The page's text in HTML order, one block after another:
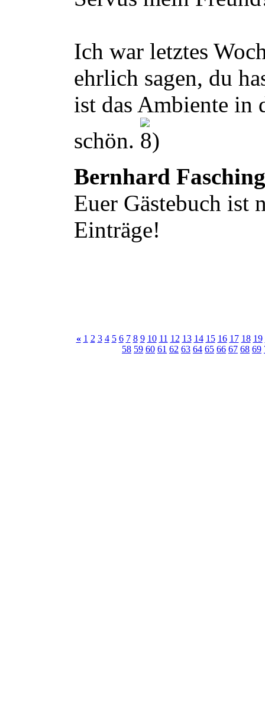
Ich war letztes
ehrlich sagen, du
ist das Ambiente in
schön.
Bernhard Fasching
Euer Gästebuch ist
Einträge!
« 1 2 3 4 5 6 7 8 9 10 11 12 13 14 15 16 17 18 19
58 59 60 61 62 63 64 65 66 67 68 69